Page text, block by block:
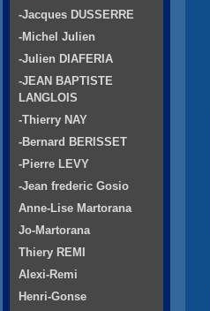
-Jacques DUSSERRE
-Michel Julien
-Julien DIAFERIA
-JEAN BAPTISTE
LANGLOIS
-Thierry NAY
-Bernard BERISSET
-Pierre LEVY
-Jean frederic Gosio
Anne-Lise Martorana
Jo-Martorana
Thiery REMI
Alexi-Remi
Henri-Gonse